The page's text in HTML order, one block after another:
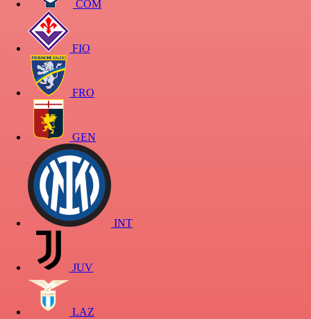
COM
FIO
FRO
GEN
INT
JUV
LAZ